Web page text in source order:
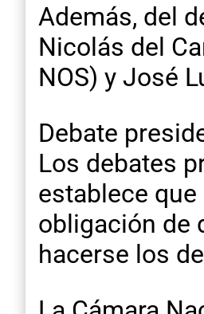
Además, del
Nicolás del
NOS) y José
Debate
Los debates
establece
obligación de
hacerse los